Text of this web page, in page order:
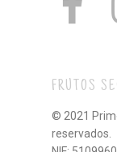
FRUTOS
© 2021
reservados.